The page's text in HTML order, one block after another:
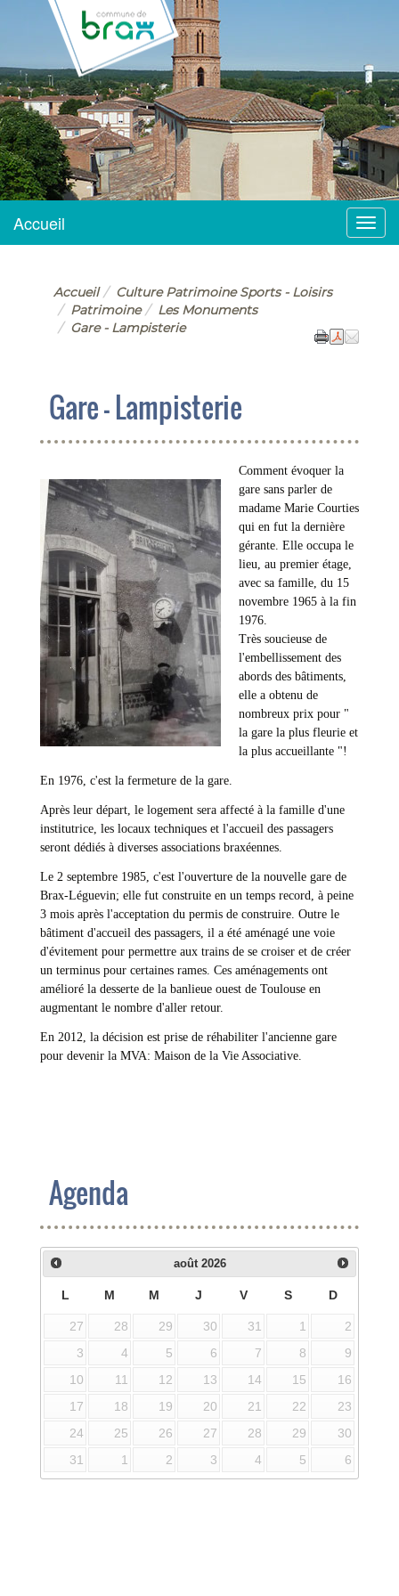
BRAX
Menu
Accueil
Accueil
Culture Patrimoine Sports - Loisirs
Patrimoine
Les Monuments
Gare - Lampisterie
Gare - Lampisterie
Comment évoquer la
gare sans parler de
madame Marie Courties
qui en fut la dernière
gérante. Elle occupa le
lieu, au premier étage,
avec sa famille, du 15
novembre 1965 à la fin
1976.
Très soucieuse de
l'embellissement des
abords des bâtiments,
elle a obtenu de
nombreux prix pour "
la gare la plus fleurie et
la plus accueillante "!
En 1976, c'est la fermeture de la gare.
Après leur départ, le logement sera affecté à la famille d'une
institutrice, les locaux techniques et l'accueil des passagers
seront dédiés à diverses associations braxéennes.
Le 2 septembre 1985, c'est l'ouverture de la nouvelle gare de
Brax-Léguevin; elle fut construite en un temps record, à peine
3 mois après l'acceptation du permis de construire. Outre le
bâtiment d'accueil des passagers, il a été aménagé une voie
d'évitement pour permettre aux trains de se croiser et de créer
un terminus pour certaines rames. Ces aménagements ont
amélioré la desserte de la banlieue ouest de Toulouse en
augmentant le nombre d'aller retour.
En 2012, la décision est prise de réhabiliter l'ancienne gare
pour devenir la MVA: Maison de la Vie Associative.
Agenda
août 2026
L M M J V S D
27 28 29 30 31 1
2
3
4 5 6 7 8
9
10
11 12 13 14 15
16
17
18 19 20 21 22
23
24
25 26 27 28 29
30
31
1 2 3 4 5 6